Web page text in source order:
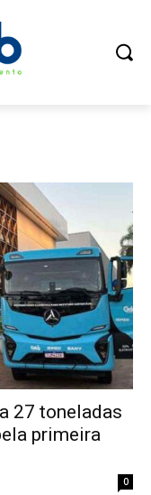
27 toneladas
primeira
0